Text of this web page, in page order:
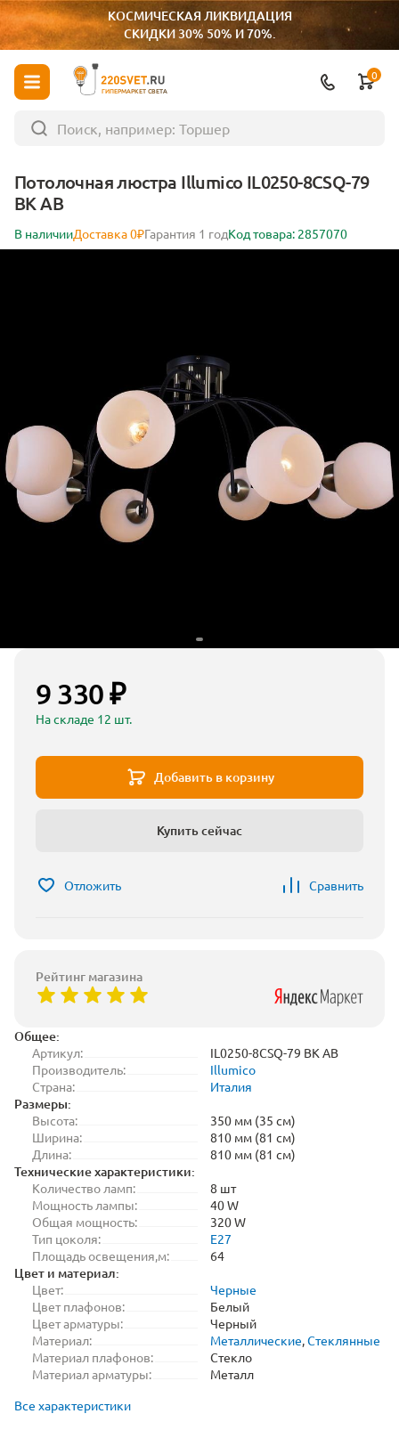
КОСМИЧЕСКАЯ ЛИКВИДАЦИЯ
СКИДКИ 30% 50% И 70%.
ГИПЕРМАРКЕТ СВЕТА
0
Потолочная люстра Illumico IL0250-8CSQ-79
BK AB
В наличииДоставка 0₽Гарантия 1 годКод товара: 2857070
Общее:
Артикул:
IL0250-8CSQ-79 BK AB
Производитель:
Illumico
Страна:
Италия
Размеры:
Высота:
350 мм (35 см)
Ширина:
810 мм (81 см)
Длина:
810 мм (81 см)
Технические характеристики:
Количество ламп:
8 шт
Мощность лампы:
40 W
Общая мощность:
320 W
Тип цоколя:
E27
Площадь освещения,м:
64
Цвет и материал:
Цвет:
Черные
Цвет плафонов:
Белый
Цвет арматуры:
Черный
Материал:
Металлические,Стеклянные
Материал плафонов:
Стекло
Материал арматуры:
Металл
Все характеристики
9 330 ₽
На складе 12 шт.
Добавить в корзину
Купить сейчас
Отложить Сравнить
Рейтинг магазина